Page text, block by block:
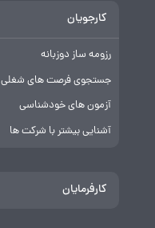
کارجویان
رزومه ساز دوزبانه
جستجوی فرصت های شغلی
آزمون های خودشناسی
آشنایی بیشتر با شرکت ها
کارفرمایان